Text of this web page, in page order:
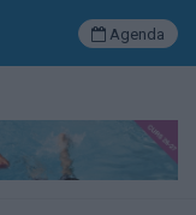
Agenda